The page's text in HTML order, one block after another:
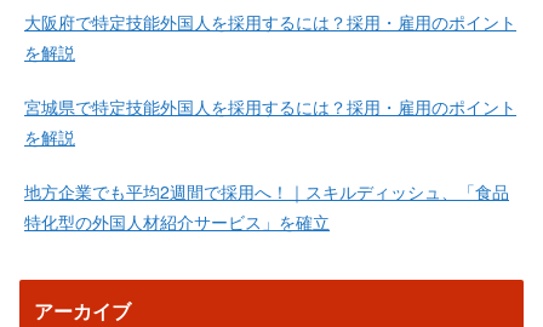
大阪府で特定技能外国人を採用するには？採用・雇用のポイント
を解説
宮城県で特定技能外国人を採用するには？採用・雇用のポイント
を解説
地方企業でも平均2週間で採用へ！｜スキルディッシュ、「食品
特化型の外国人材紹介サービス」を確立
アーカイブ